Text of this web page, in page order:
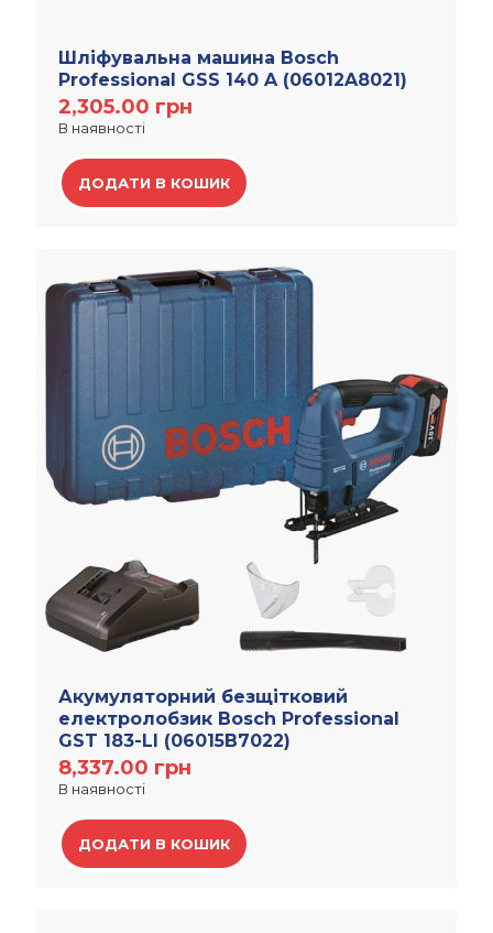
Шліфувальна машина Bosch
Professional GSS 140 A (06012A8021)
2,305.00 грн
В наявності
ДОДАТИ В КОШИК
Акумуляторний безщітковий
електролобзик Bosch Professional
GST 183-LI (06015B7022)
8,337.00 грн
В наявності
ДОДАТИ В КОШИК